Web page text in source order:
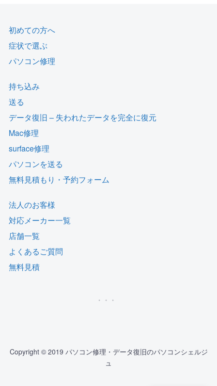
初めての方へ
症状で選ぶ
パソコン修理
持ち込み
送る
データ復旧 – 失われたデータを完全に復元
Mac修理
surface修理
パソコンを送る
無料見積もり・予約フォーム
法人のお客様
対応メーカー一覧
店舗一覧
よくあるご質問
無料見積
Copyright © 2019 パソコン修理・データ復旧のパソコンシェルジ
ュ